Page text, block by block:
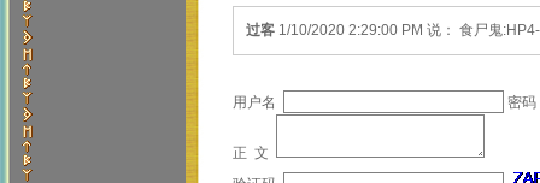
过客 1/10/2020 2:29:00 PM 说： 食尸鬼
用户名 密码
正 文